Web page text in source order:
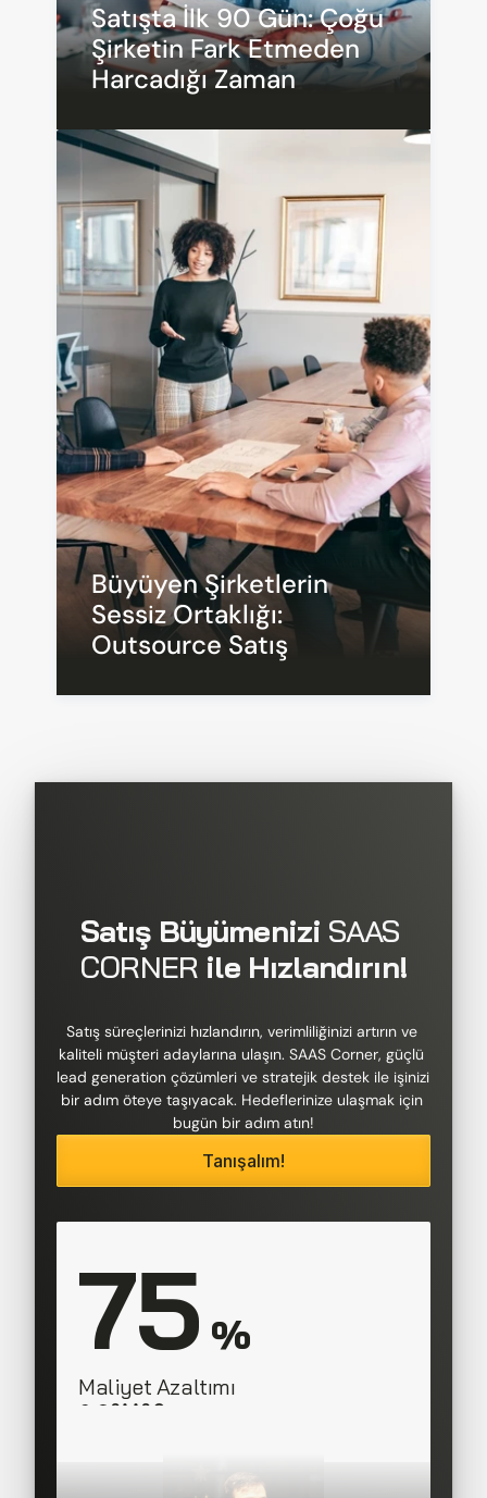
Satışta İlk 90 Gün: Çoğu
Şirketin Fark Etmeden
Harcadığı Zaman
Büyüyen Şirketlerin
Sessiz Ortaklığı:
Outsource Satış
Satış Büyümenizi SAAS
CORNER ile Hızlandırın!
Satış süreçlerinizi hızlandırın, verimliliğinizi artırın ve
kaliteli müşteri adaylarına ulaşın. SAAS Corner, güçlü
lead generation çözümleri ve stratejik destek ile işinizi
bir adım öteye taşıyacak. Hedeflerinize ulaşmak için
bugün bir adım atın!
Tanışalım!
75 %
Maliyet Azaltımı
SAAS Corner